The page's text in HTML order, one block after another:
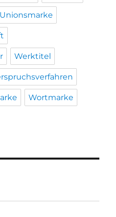
Unionsmarke
Werktitel
Wortmarke